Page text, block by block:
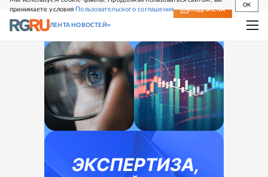
принимаете условия Пользовательского соглашения
OK
СВЕЖИЙ НОМЕР ПОДПИСКА
ЛЕНТА НОВОСТЕЙ